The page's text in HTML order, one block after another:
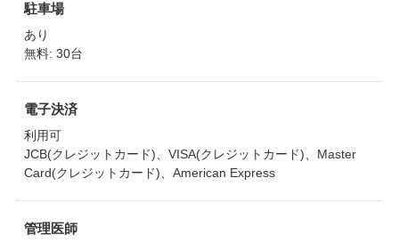
駐車場
あり
無料: 30台
電子決済
利用可
JCB(クレジットカード)、VISA(クレジットカード)、Master
Card(クレジットカード)、American Express
管理医師